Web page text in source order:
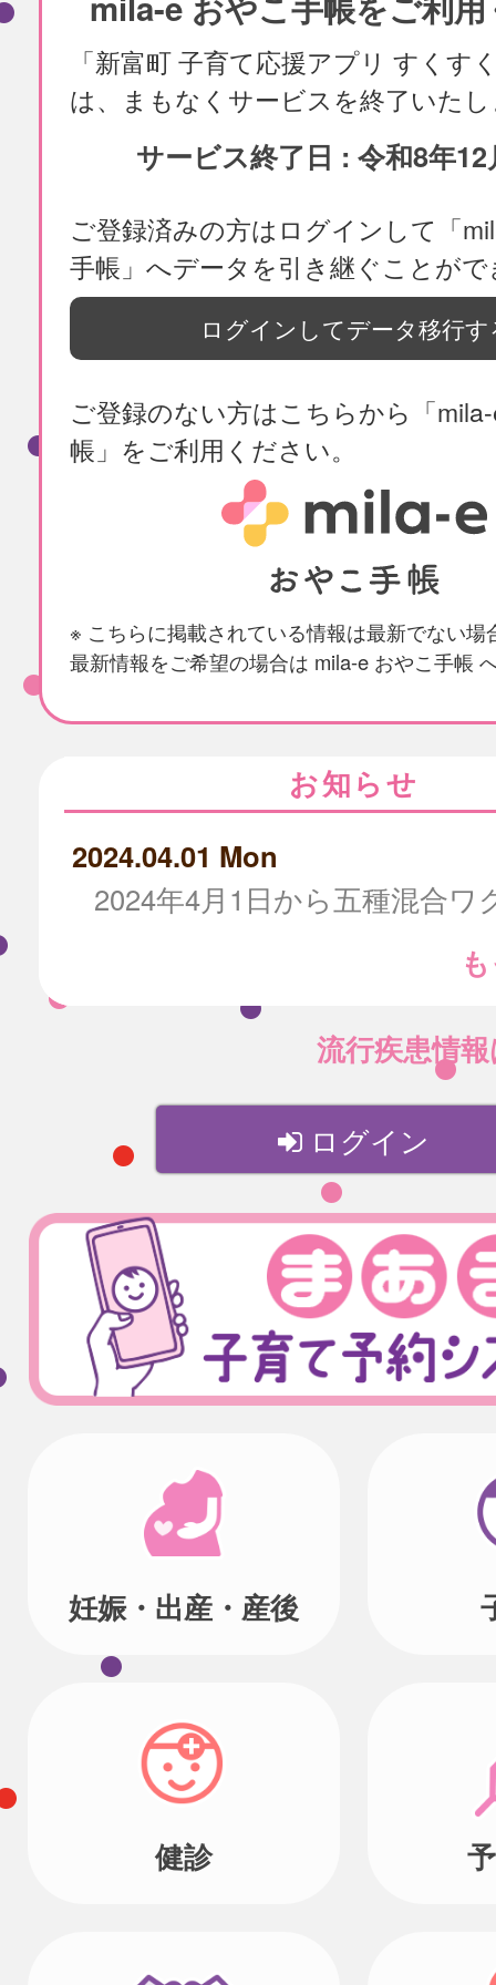
「新富町 子育て応援アプリ すくす
は、まもなくサービスを終了いた
サービス終了日 : 令和8年12
ご登録済みの方はログインして「
手帳」へデータを引き継ぐことが
ログインしてデータ移行す
ご登録のない方はこちらから「
帳」をご利用ください。
※ こちらに掲載されている情報は最新でない場
最新情報をご希望の場合は mila-e おやこ手帳
お知らせ
2024.04.01 Mon
流行疾患情
ログイン
妊娠・出産・産後
健診